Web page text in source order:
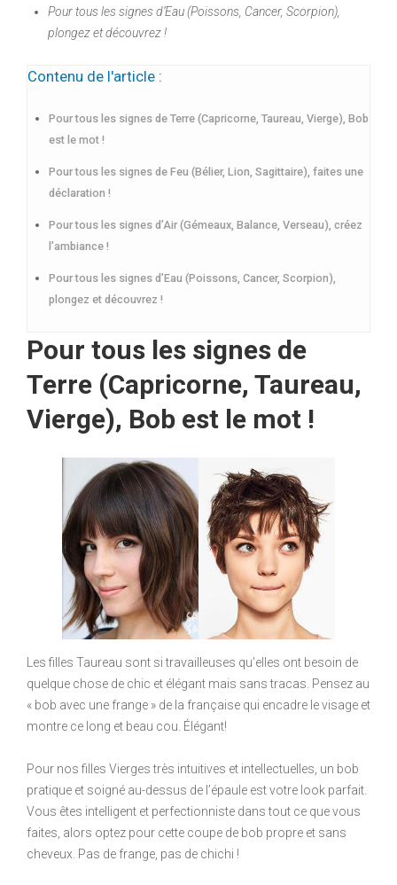
Pour tous les signes d’Eau (Poissons, Cancer, Scorpion),
plongez et découvrez !
Contenu de l'article :
Pour tous les signes de Terre (Capricorne, Taureau, Vierge), Bob
est le mot !
Pour tous les signes de Feu (Bélier, Lion, Sagittaire), faites une
déclaration !
Pour tous les signes d’Air (Gémeaux, Balance, Verseau), créez
l’ambiance !
Pour tous les signes d’Eau (Poissons, Cancer, Scorpion),
plongez et découvrez !
Pour tous les signes de
Terre (Capricorne, Taureau,
Vierge), Bob est le mot !
Les filles Taureau sont si travailleuses qu’elles ont besoin de
quelque chose de chic et élégant mais sans tracas. Pensez au
« bob avec une frange » de la française qui encadre le visage et
montre ce long et beau cou. Élégant!
Pour nos filles Vierges très intuitives et intellectuelles, un bob
pratique et soigné au-dessus de l’épaule est votre look parfait.
Vous êtes intelligent et perfectionniste dans tout ce que vous
faites, alors optez pour cette coupe de bob propre et sans
cheveux. Pas de frange, pas de chichi !